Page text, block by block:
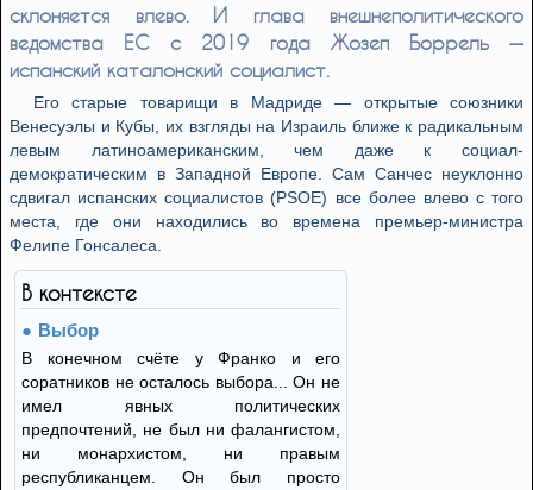
склоняется влево. И глава внешнеполитического
ведомства ЕС с 2019 года Жозеп Боррель —
испанский каталонский социалист.
Его старые товарищи в Мадриде — открытые союзники
Венесуэлы и Кубы, их взгляды на Израиль ближе к радикальным
левым латиноамериканским, чем даже к социал-
демократическим в Западной Европе. Сам Санчес неуклонно
сдвигал испанских социалистов (PSOE) все более влево с того
места, где они находились во времена премьер-министра
Фелипе Гонсалеса.
В контексте
Выбор
В конечном счёте у Франко и его
соратников не осталось выбора... Он не
имел явных политических
предпочтений, не был ни фалангистом,
ни монархистом, ни правым
республиканцем. Он был просто